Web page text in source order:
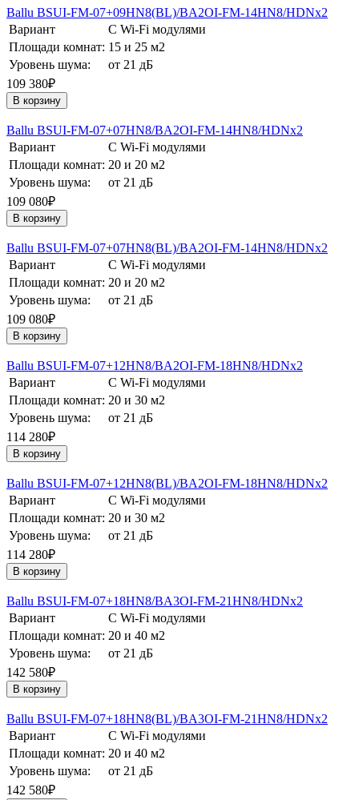
Ballu BSUI-FM-07+09HN8(BL)/BA2OI-FM-14HN8/HDNх2
Вариант
С Wi-Fi модулями
Площади комнат: 15 и 25 м2
Уровень шума:
от 21 дБ
109 380₽
В корзину
Ballu BSUI-FM-07+07HN8/BA2OI-FM-14HN8/HDNх2
Вариант
С Wi-Fi модулями
Площади комнат: 20 и 20 м2
Уровень шума:
от 21 дБ
109 080₽
В корзину
Ballu BSUI-FM-07+07HN8(BL)/BA2OI-FM-14HN8/HDNх2
Вариант
С Wi-Fi модулями
Площади комнат: 20 и 20 м2
Уровень шума:
от 21 дБ
109 080₽
В корзину
Ballu BSUI-FM-07+12HN8/BA2OI-FM-18HN8/HDNх2
Вариант
С Wi-Fi модулями
Площади комнат: 20 и 30 м2
Уровень шума:
от 21 дБ
114 280₽
В корзину
Ballu BSUI-FM-07+12HN8(BL)/BA2OI-FM-18HN8/HDNх2
Вариант
С Wi-Fi модулями
Площади комнат: 20 и 30 м2
Уровень шума:
от 21 дБ
114 280₽
В корзину
Ballu BSUI-FM-07+18HN8/BA3OI-FM-21HN8/HDNх2
Вариант
С Wi-Fi модулями
Площади комнат: 20 и 40 м2
Уровень шума:
от 21 дБ
142 580₽
В корзину
Ballu BSUI-FM-07+18HN8(BL)/BA3OI-FM-21HN8/HDNх2
Вариант
С Wi-Fi модулями
Площади комнат: 20 и 40 м2
Уровень шума:
от 21 дБ
142 580₽